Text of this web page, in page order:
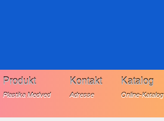
Produkt
Plastika Medved
Kontakt
Adresse
Katalog
Online-Katalog